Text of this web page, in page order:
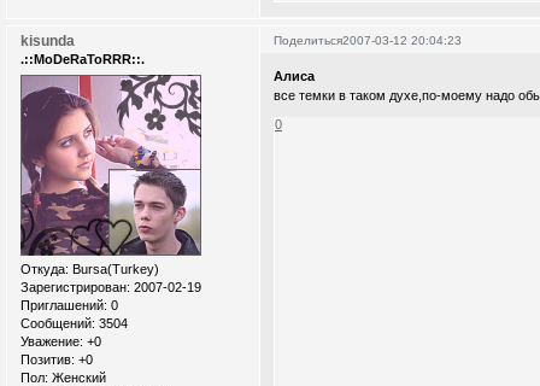
Поделиться2007-03-12 20:04:23
kisunda
.::MoDeRaToRRR::.
Откуда: Bursa(Turkey)
Зарегистрирован: 2007-02-19
Приглашений: 0
Сообщений: 3504
Уважение: +0
Позитив: +0
Пол: Женский
Алиса
все темки в таком духе,по-моему надо
0